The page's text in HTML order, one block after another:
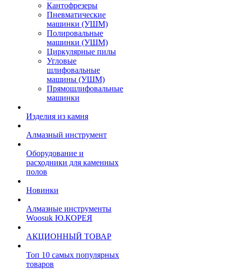
Кантофрезеры
Пневматические
машинки (УШМ)
Полировальные
машинки (УШМ)
Циркулярные пилы
Угловые
шлифовальные
машины (УШМ)
Прямошлифовальные
машинки
Изделия из камня
Алмазный инструмент
Оборудование и
расходники для каменных
полов
Новинки
Алмазные инструменты
Woosuk Ю.КОРЕЯ
АКЦИОННЫЙ ТОВАР
Топ 10 самых популярных
товаров